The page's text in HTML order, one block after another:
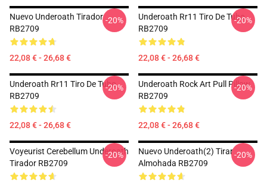
Nuevo Underoath Tirador
RB2709
22,08 € - 26,68 €
-20%
Underoath Rr11 Tiro De Tubo
RB2709
22,08 € - 26,68 €
-20%
Underoath Rr11 Tiro De Tubo
RB2709
22,08 € - 26,68 €
-20%
Underoath Rock Art Pull Pillow
RB2709
22,08 € - 26,68 €
-20%
Voyeurist Cerebellum Underoath
Tirador RB2709
-20%
Nuevo Underoath(2) Tirar
Almohada RB2709
-20%